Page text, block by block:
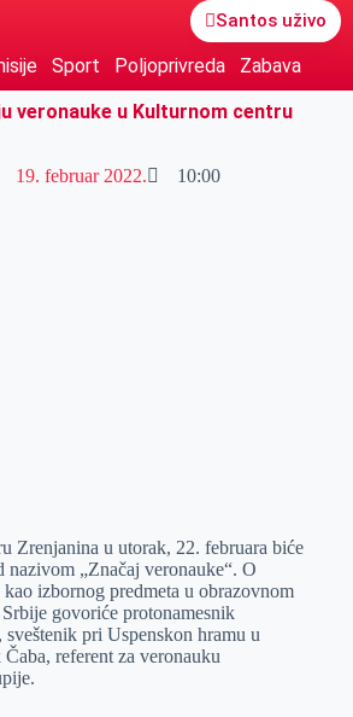
Santos uživo
Sport Poljoprivreda
Zabava
veronauke u Kulturnom centru
19. februar 2022. 10:00
Zrenjanina u utorak, 22. februara biće
nazivom „Značaj veronauke“. O
izbornog predmeta u obrazovnom
govoriće protonamesnik
pri Uspenskon hramu u
referent za veronauku